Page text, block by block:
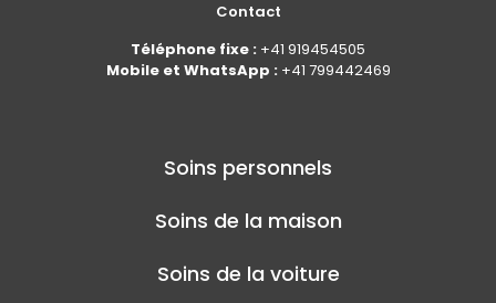
Contact
Téléphone fixe : +41 919454505
Mobile et WhatsApp : +41 799442469
Soins personnels
Soins de la maison
Soins de la voiture